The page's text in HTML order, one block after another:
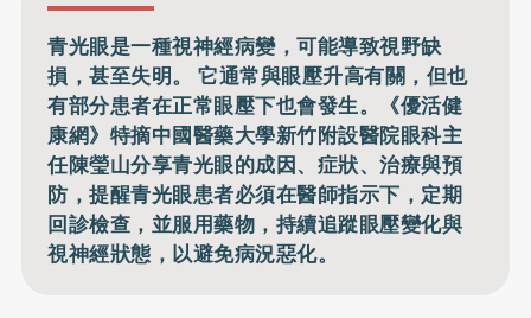
青光眼是一種視神經病變，可能導致視野缺
損，甚至失明。 它通常與眼壓升高有關，但也
有部分患者在正常眼壓下也會發生。《優活健
康網》特摘中國醫藥大學新竹附設醫院眼科主
任陳瑩山分享青光眼的成因、症狀、治療與預
防，提醒青光眼患者必須在醫師指示下，定期
回診檢查，並服用藥物，持續追蹤眼壓變化與
視神經狀態，以避免病況惡化。